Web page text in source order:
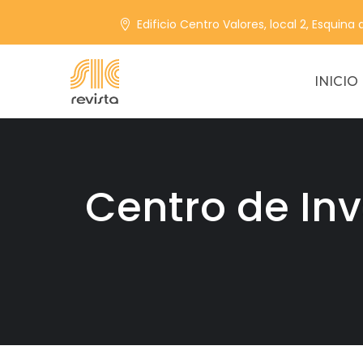
Edificio Centro Valores, local 2, Esquina
INICIO
Centro de